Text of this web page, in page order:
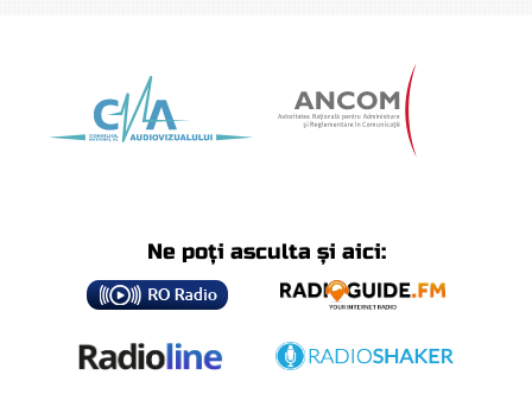
Ne poți asculta și aici: